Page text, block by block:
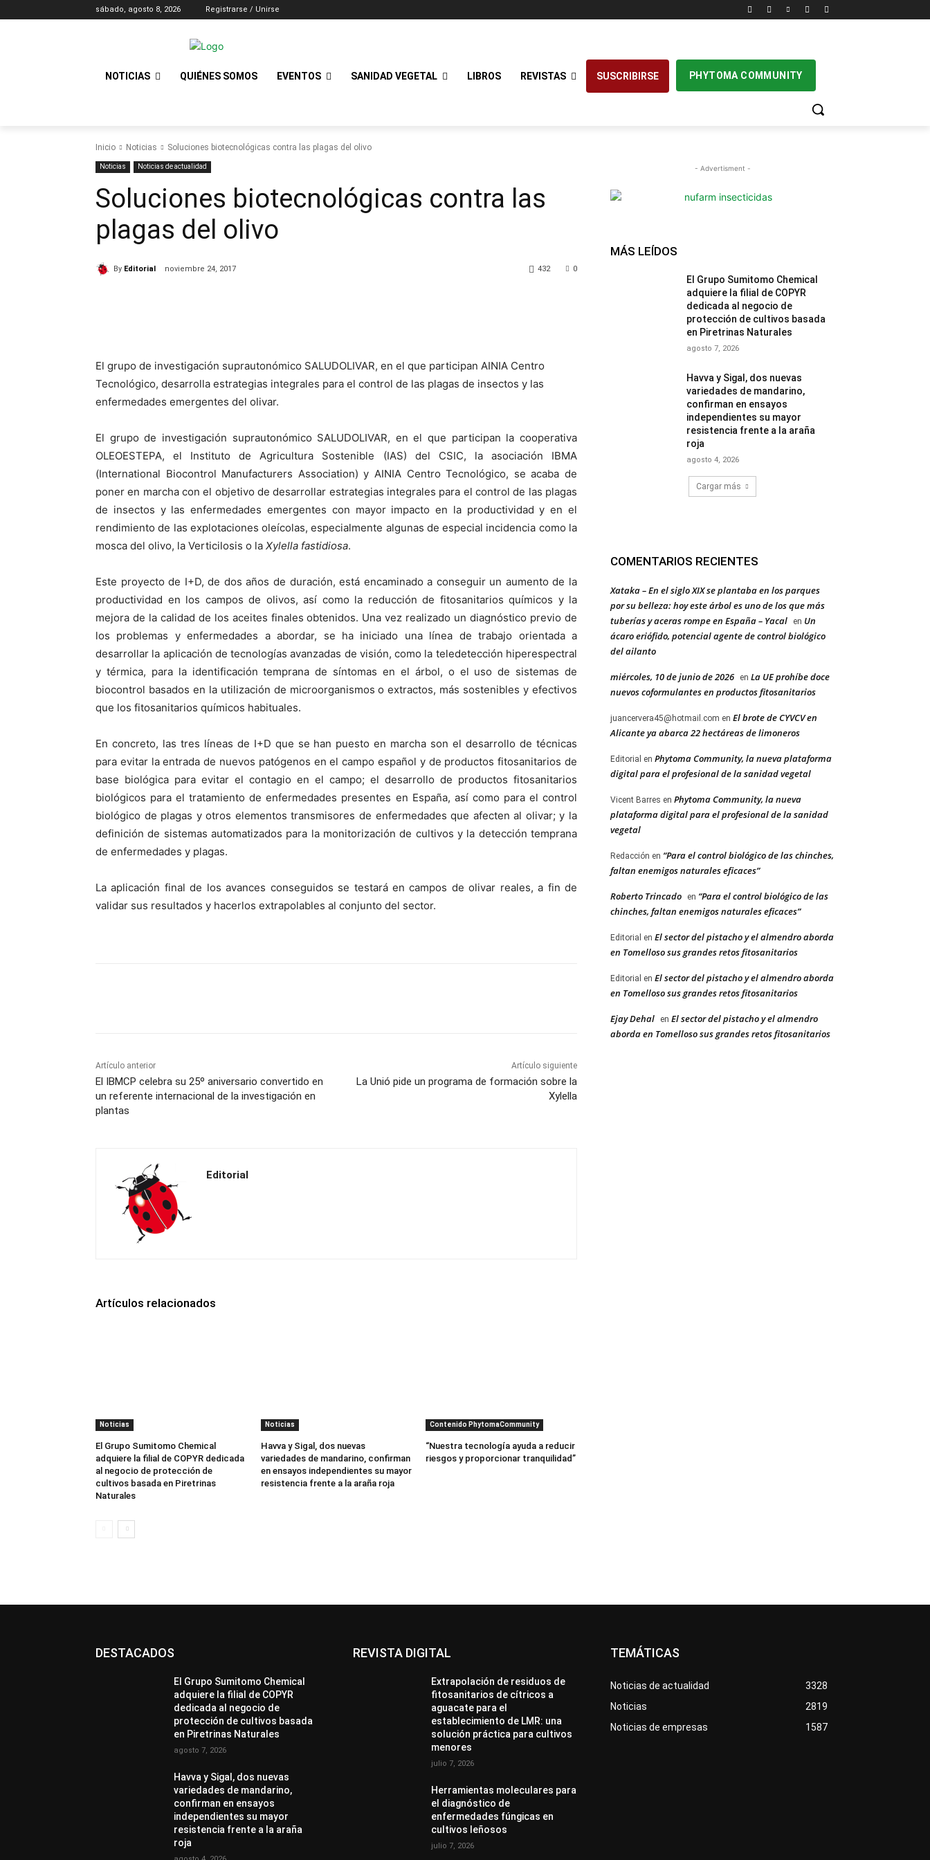
sábado, agosto 8, 2026 Registrarse / Unirse
NOTICIAS QUIÉNES SOMOS EVENTOS SANIDAD VEGETAL LIBROS REVISTAS SUSCRIBIRSE PHYTOMA COMMUNITY
Inicio Noticias Soluciones biotecnológicas contra las plagas del olivo
Noticias Noticias de actualidad
Soluciones biotecnológicas contra las
plagas del olivo
By Editorial noviembre 24, 2017 0
432
El grupo de investigación suprautonómico SALUDOLIVAR, en el que participan AINIA Centro
Tecnológico, desarrolla estrategias integrales para el control de las plagas de insectos y las
enfermedades emergentes del olivar.
El grupo de investigación suprautonómico SALUDOLIVAR, en el que participan la cooperativa
OLEOESTEPA, el Instituto de Agricultura Sostenible (IAS) del CSIC, la asociación IBMA
(International Biocontrol Manufacturers Association) y AINIA Centro Tecnológico, se acaba de
poner en marcha con el objetivo de desarrollar estrategias integrales para el control de las plagas
de insectos y las enfermedades emergentes con mayor impacto en la productividad y en el
rendimiento de las explotaciones oleícolas, especialmente algunas de especial incidencia como la
mosca del olivo, la Verticilosis o la Xylella fastidiosa.
Este proyecto de I+D, de dos años de duración, está encaminado a conseguir un aumento de la
productividad en los campos de olivos, así como la reducción de fitosanitarios químicos y la
mejora de la calidad de los aceites finales obtenidos. Una vez realizado un diagnóstico previo de
los problemas y enfermedades a abordar, se ha iniciado una línea de trabajo orientada a
desarrollar la aplicación de tecnologías avanzadas de visión, como la teledetección hiperespectral
y térmica, para la identificación temprana de síntomas en el árbol, o el uso de sistemas de
biocontrol basados en la utilización de microorganismos o extractos, más sostenibles y efectivos
que los fitosanitarios químicos habituales.
En concreto, las tres líneas de I+D que se han puesto en marcha son el desarrollo de técnicas
para evitar la entrada de nuevos patógenos en el campo español y de productos fitosanitarios de
base biológica para evitar el contagio en el campo; el desarrollo de productos fitosanitarios
biológicos para el tratamiento de enfermedades presentes en España, así como para el control
biológico de plagas y otros elementos transmisores de enfermedades que afecten al olivar; y la
definición de sistemas automatizados para la monitorización de cultivos y la detección temprana
de enfermedades y plagas.
La aplicación final de los avances conseguidos se testará en campos de olivar reales, a fin de
validar sus resultados y hacerlos extrapolables al conjunto del sector.
Artículo anterior
El IBMCP celebra su 25º aniversario convertido en
un referente internacional de la investigación en
plantas
Artículo siguiente
La Unió pide un programa de formación sobre la
Xylella
Editorial
Artículos relacionados
Noticias
El Grupo Sumitomo Chemical
adquiere la filial de COPYR dedicada
al negocio de protección de
cultivos basada en Piretrinas
Naturales
Noticias
Havva y Sigal, dos nuevas
variedades de mandarino, confirman
en ensayos independientes su mayor
resistencia frente a la araña roja
Contenido PhytomaCommunity
“Nuestra tecnología ayuda a reducir
riesgos y proporcionar tranquilidad”
- Advertisment -
MÁS LEÍDOS
El Grupo Sumitomo Chemical
adquiere la filial de COPYR
dedicada al negocio de
protección de cultivos basada
en Piretrinas Naturales
agosto 7, 2026
Havva y Sigal, dos nuevas
variedades de mandarino,
confirman en ensayos
independientes su mayor
resistencia frente a la araña
roja
agosto 4, 2026
Cargar más
COMENTARIOS RECIENTES
Xataka – En el siglo XIX se plantaba en los parques
por su belleza: hoy este árbol es uno de los que más
tuberías y aceras rompe en España – Yacal
en Un
ácaro eriófido, potencial agente de control biológico
del ailanto
miércoles, 10 de junio de 2026 en La UE prohíbe doce
nuevos coformulantes en productos fitosanitarios
juancervera45@hotmail.com en El brote de CYVCV en
Alicante ya abarca 22 hectáreas de limoneros
Editorial en Phytoma Community, la nueva plataforma
digital para el profesional de la sanidad vegetal
Vicent Barres en Phytoma Community, la nueva
plataforma digital para el profesional de la sanidad
vegetal
Redacción en “Para el control biológico de las chinches,
faltan enemigos naturales eficaces”
Roberto Trincado en “Para el control biológico de las
chinches, faltan enemigos naturales eficaces”
Editorial en El sector del pistacho y el almendro aborda
en Tomelloso sus grandes retos fitosanitarios
Editorial en El sector del pistacho y el almendro aborda
en Tomelloso sus grandes retos fitosanitarios
Ejay Dehal en El sector del pistacho y el almendro
aborda en Tomelloso sus grandes retos fitosanitarios
DESTACADOS
El Grupo Sumitomo Chemical
adquiere la filial de COPYR
dedicada al negocio de
protección de cultivos basada
en Piretrinas Naturales
agosto 7, 2026
Havva y Sigal, dos nuevas
variedades de mandarino,
confirman en ensayos
independientes su mayor
resistencia frente a la araña
roja
REVISTA DIGITAL
Extrapolación de residuos de
fitosanitarios de cítricos a
aguacate para el
establecimiento de LMR: una
solución práctica para cultivos
menores
julio 7, 2026
Herramientas moleculares para
el diagnóstico de
enfermedades fúngicas en
cultivos leñosos
julio 7, 2026
TEMÁTICAS
Noticias de actualidad
3328
Noticias
2819
Noticias de empresas
1587